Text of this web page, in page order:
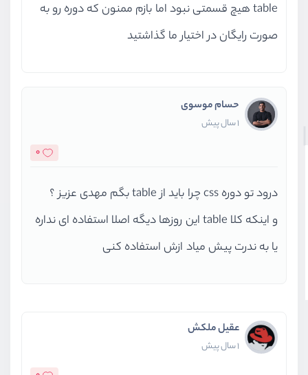
table هیچ قسمتی نبود اما بازم ممنون که دوره رو به
صورت رایگان در اختیار ما گذاشتید
حسام موسوی
1 سال پیش
0
درود تو دوره css چرا باید از table بگم مهدی عزیز ؟
و اینکه کلا table این روزها دیگه اصلا استفاده ای نداره
یا به ندرت پیش میاد ازش استفاده کنی
عقیل ملکش
1 سال پیش